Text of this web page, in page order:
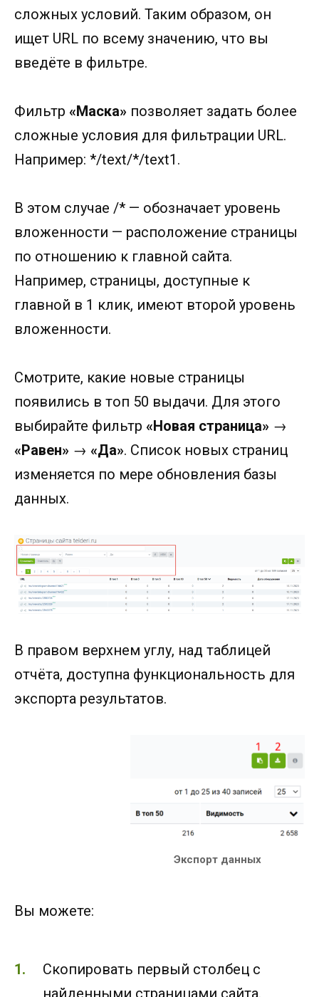
сложных условий. Таким образом, он
ищет URL по всему значению, что вы
введёте в фильтре.
Фильтр «Маска» позволяет задать более
сложные условия для фильтрации URL.
Например: */text/*/text1.
В этом случае /* — обозначает уровень
вложенности — расположение страницы
по отношению к главной сайта.
Например, страницы, доступные к
главной в 1 клик, имеют второй уровень
вложенности.
Смотрите, какие новые страницы
появились в топ 50 выдачи. Для этого
выбирайте фильтр «Новая страница» →
«Равен» → «Да». Список новых страниц
изменяется по мере обновления базы
данных.
В правом верхнем углу, над таблицей
отчёта, доступна функциональность для
экспорта результатов.
Экспорт данных
Вы можете:
Скопировать первый столбец с
найденными страницами сайта.